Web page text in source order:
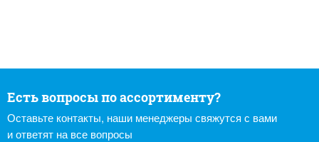
Есть вопросы по ассортименту?
Оставьте контакты, наши менеджеры свяжутся с вами
и ответят на все вопросы